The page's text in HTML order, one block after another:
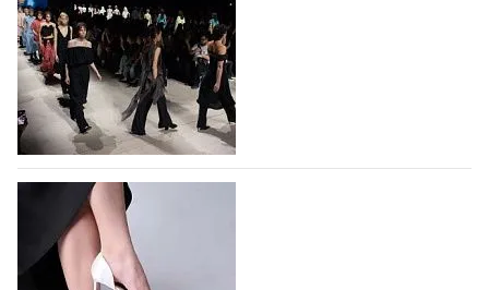
На участие в Московской неделе моды
подано 1047 заявок
На участие в седьмой Московской неделе моды,